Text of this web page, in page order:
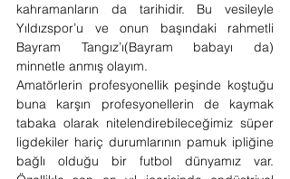
kahramanların da tarihidir. Bu vesileyle
Yıldızspor’u ve onun başındaki rahmetli
Bayram Tangız’ı(Bayram babayı da)
minnetle anmış olayım.
Amatörlerin profesyonellik peşinde koştuğu
buna karşın profesyonellerin de kaymak
tabaka olarak nitelendirebileceğimiz süper
ligdekiler hariç durumlarının pamuk ipliğine
bağlı olduğu bir futbol dünyamız var.